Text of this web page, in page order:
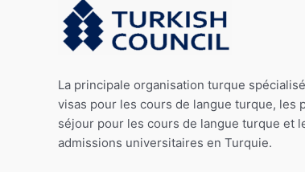
La principale organisation turque
visas pour les cours de langue turque, les
séjour pour les cours de langue turque et
admissions universitaires en Turquie.